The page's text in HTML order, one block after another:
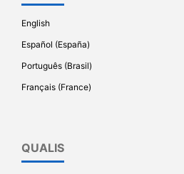
English
Español (España)
Português (Brasil)
Français (France)
QUALIS